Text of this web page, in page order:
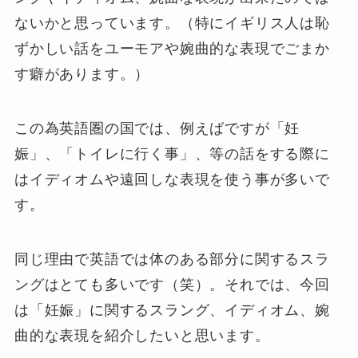
ないかと思っています。（特にイギリス人は恥
ずかしい話をユーモアや婉曲的な表現でごまか
す癖があります。）
この為英語圏の国では、例えばですが「妊
娠」、「トイレに行く事」、等の話をする際に
はイディオムや遠回しな表現を使う事が多いで
す。
同じ理由で英語では体のある部分に関するスラ
ングはとても多いです（笑）。それでは、今回
は「妊娠」に関するスラング、イディオム、婉
曲的な表現を紹介したいと思います。